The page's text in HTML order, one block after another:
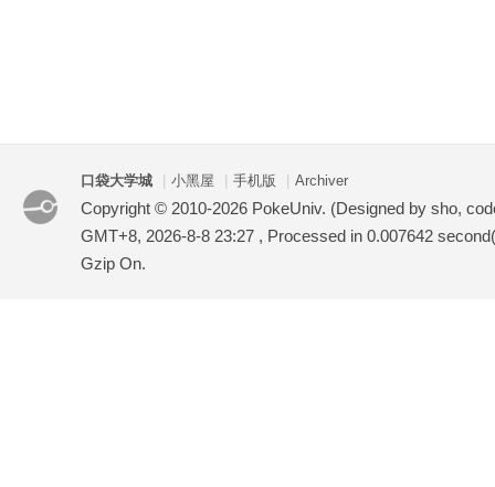
口袋大学城 小黑屋 手机版 Archiver
Copyright © 2010-2026 PokeUniv. (Designed by sho,
GMT+8, 2026-8-8 23:27 , Processed in 0.007642
Gzip On.